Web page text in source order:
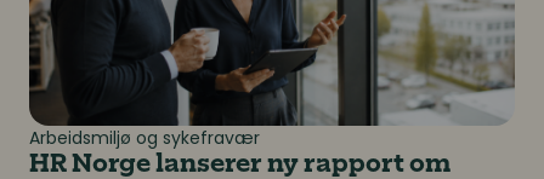
Arbeidsmiljø og sykefravær
HR Norge lanserer ny rapport om